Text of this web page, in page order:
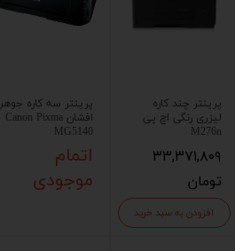
پرینتر چند کاره
لیزری رنگی اچ پی
M276n
۳۳,۳۷۱,۸۰۹
تومان
افزودن به سبد خرید
پرینتر سه کاره جوهر
افشان Canon Pixma
MG5140
اتمام
موجودی